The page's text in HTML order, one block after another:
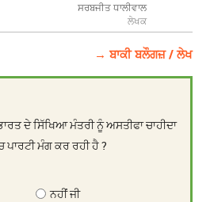
ਸਰਬਜੀਤ ਧਾਲੀਵਾਲ
ਲੇਖਕ
→ ਬਾਕੀ ਬਲੌਗਜ਼ / ਲੇਖ
ਦੇ ਸਿੱਖਿਆ ਮੰਤਰੀ ਨੂੰ ਅਸਤੀਫਾ ਚਾਹੀਦਾ
ਪਾਰਟੀ ਮੰਗ ਕਰ ਰਹੀ ਹੈ ?
ਨਹੀਂ ਜੀ